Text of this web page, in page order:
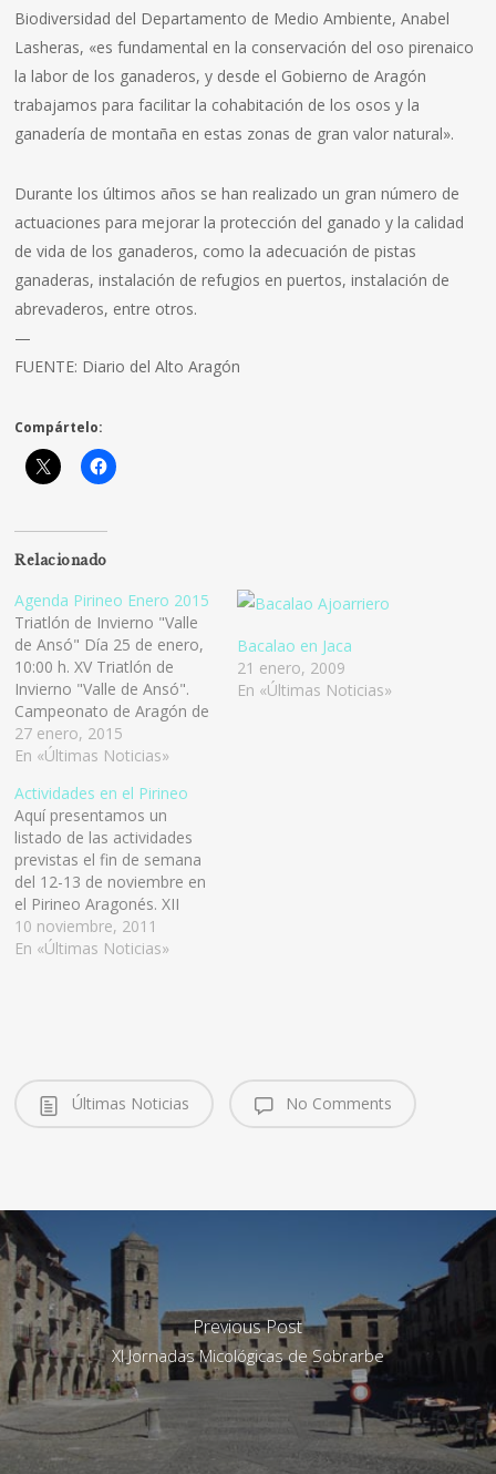
Biodiversidad del Departamento de Medio Ambiente, Anabel
Lasheras, «es fundamental en la conservación del oso pirenaico
la labor de los ganaderos, y desde el Gobierno de Aragón
trabajamos para facilitar la cohabitación de los osos y la
ganadería de montaña en estas zonas de gran valor natural».
Durante los últimos años se han realizado un gran número de
actuaciones para mejorar la protección del ganado y la calidad
de vida de los ganaderos, como la adecuación de pistas
ganaderas, instalación de refugios en puertos, instalación de
abrevaderos, entre otros.
—
FUENTE: Diario del Alto Aragón
Compártelo:
Relacionado
Agenda Pirineo Enero 2015
Triatlón de Invierno "Valle
de Ansó" Día 25 de enero,
10:00 h. XV Triatlón de
Invierno "Valle de Ansó".
Campeonato de Aragón de
Triatlón de Invierno 2015 y
Prueba Puntuable para la
Trangoworld de Triatlón de
Invierno 2015 Las
distancias serán 7'5 km. de
carrera a pie, 20…
27 enero, 2015
En «Últimas Noticias»
Bacalao en Jaca
21 enero, 2009
En «Últimas Noticias»
Actividades en el Pirineo
Aquí presentamos un
listado de las actividades
previstas el fin de semana
del 12-13 de noviembre en
el Pirineo Aragonés. XII
Triangular Sobrarbe:
Música, teatro, magia…Del
de San Martín. Día 12
Exposiciones:…
10 noviembre, 2011
En «Últimas Noticias»
Últimas Noticias No Comments
Previous Post
XI Jornadas Micológicas de Sobrarbe